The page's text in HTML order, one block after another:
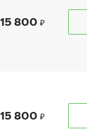
15 800
15 800